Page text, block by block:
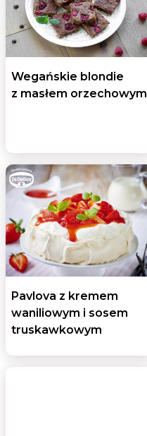
Wegańskie blondie
z masłem orzechowym
Pavlova z kremem
waniliowym i sosem
truskawkowym